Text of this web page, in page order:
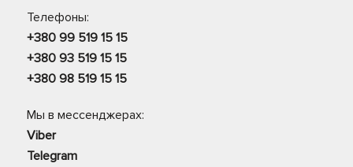
Телефоны:
+380 99 519 15 15
+380 93 519 15 15
+380 98 519 15 15
Мы в мессенджерах:
Viber
Telegram